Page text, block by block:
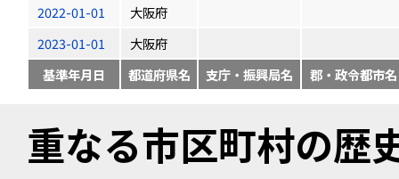
2022-01-01
大阪府
2023-01-01
大阪府
基準年月日
都道府県名 支庁・振興局名 郡・政令都市名
重なる市区町村の歴